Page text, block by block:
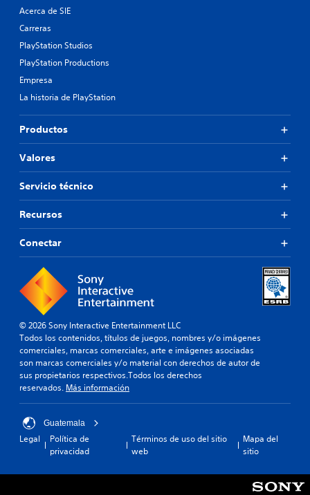
Acerca de SIE
Carreras
PlayStation Studios
PlayStation Productions
Empresa
La historia de PlayStation
Productos
Valores
Servicio técnico
Recursos
Conectar
© 2026 Sony Interactive Entertainment LLC
Todos los contenidos, títulos de juegos, nombres y/o imágenes
comerciales, marcas comerciales, arte e imágenes asociadas
son marcas comerciales y/o material con derechos de autor de
sus propietarios respectivos.Todos los derechos
reservados. Más información
Guatemala
Legal
Política de
privacidad
Términos de uso del sitio
web
Mapa del
sitio